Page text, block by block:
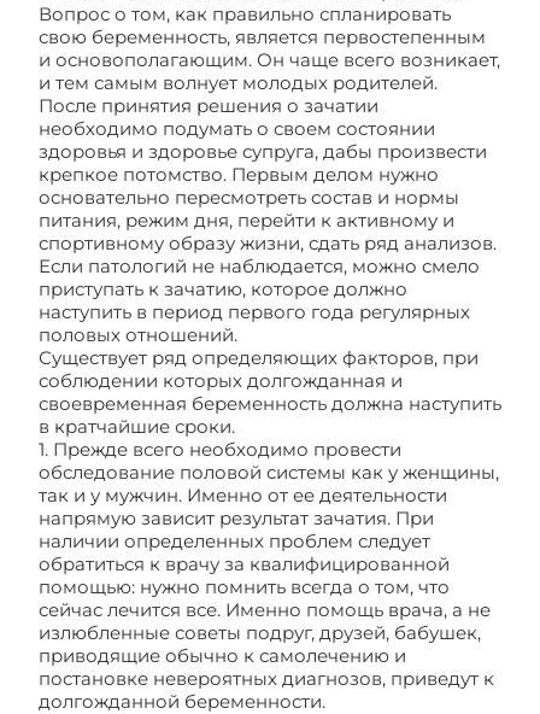
Вопрос о том, как правильно спланировать
свою беременность, является первостепенным
и основополагающим. Он чаще всего возникает,
и тем самым волнует молодых родителей.
После принятия решения о зачатии
необходимо подумать о своем состоянии
здоровья и здоровье супруга, дабы произвести
крепкое потомство. Первым делом нужно
основательно пересмотреть состав и нормы
питания, режим дня, перейти к активному и
спортивному образу жизни, сдать ряд анализов.
Если патологий не наблюдается, можно смело
приступать к зачатию, которое должно
наступить в период первого года регулярных
половых отношений.
Существует ряд определяющих факторов, при
соблюдении которых долгожданная и
своевременная беременность должна наступить
в кратчайшие сроки.
1. Прежде всего необходимо провести
обследование половой системы как у женщины,
так и у мужчин. Именно от ее деятельности
напрямую зависит результат зачатия. При
наличии определенных проблем следует
обратиться к врачу за квалифицированной
помощью: нужно помнить всегда о том, что
сейчас лечится все. Именно помощь врача, а не
излюбленные советы подруг, друзей, бабушек,
приводящие обычно к самолечению и
постановке невероятных диагнозов, приведут к
долгожданной беременности.